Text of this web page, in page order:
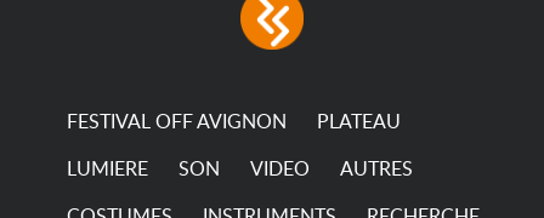
FESTIVAL OFF AVIGNON PLATEAU
LUMIERE SON VIDEO AUTRES